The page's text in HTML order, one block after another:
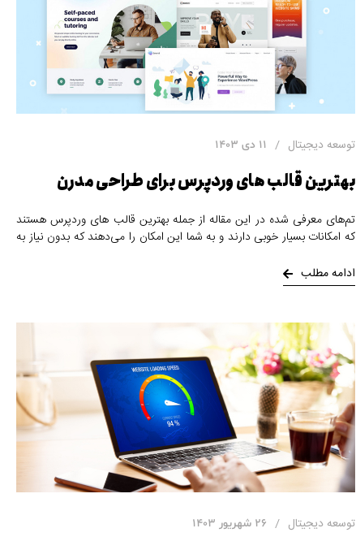
توسعه دیجیتال
بهترین قالب های وردپرس برای طراحی مدرن
تم‌های معرفی شده در این مقاله از جمله بهترین قالب های وردپرس هستند
که امکانات بسیار خوبی دارند و به شما این امکان را می‌دهند که بدون نیاز به
کنید.
ادامه مطلب
11 دی 1403
توسعه دیجیتال 26 شهریور 1403